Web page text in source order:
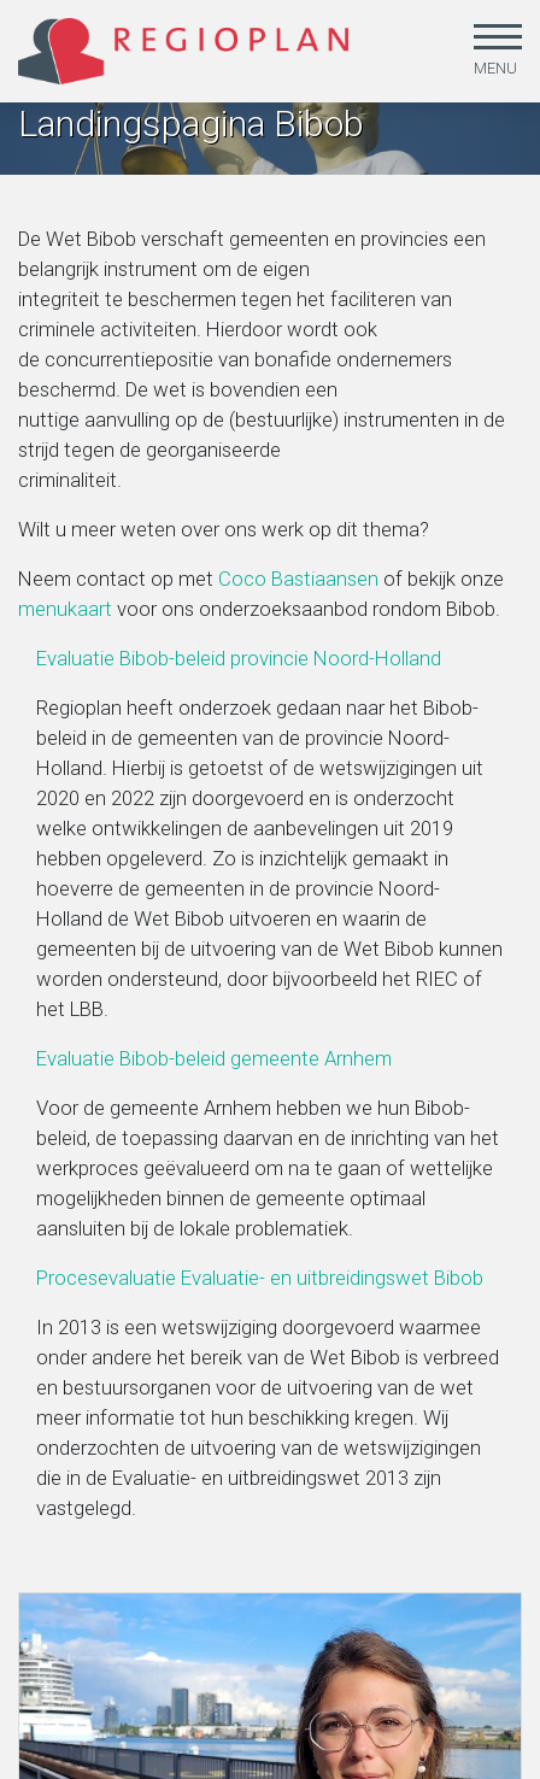
Arbeid en sociale zekerheid
Gendergelijkheid, lhbtiq+ en emancipatie
Jeugd
Leefstijl en duurzaamheid
Migratie, integratie en diversiteit
Onderwijs
Ouderen
Sociaal domein
Veiligheid en recht
Beleidsonderzoek
Beleid uitvoeren
Beleid ontwikkelen
Dataoplossingen
Missie
MVO & kwaliteit
Medewerkers
Werken bij
MENU
Landingspagina Bibob
De Wet Bibob verschaft gemeenten en provincies een
belangrijk instrument om de eigen
integriteit te beschermen tegen het faciliteren van
criminele activiteiten. Hierdoor wordt ook
de concurrentiepositie van bonafide ondernemers
beschermd. De wet is bovendien een
nuttige aanvulling op de (bestuurlijke) instrumenten in de
strijd tegen de georganiseerde
criminaliteit.
Wilt u meer weten over ons werk op dit thema?
Neem contact op met Coco Bastiaansen of bekijk onze
menukaart voor ons onderzoeksaanbod rondom Bibob.
Evaluatie Bibob-beleid provincie Noord-Holland
Regioplan heeft onderzoek gedaan naar het Bibob-
beleid in de gemeenten van de provincie Noord-
Holland. Hierbij is getoetst of de wetswijzigingen uit
2020 en 2022 zijn doorgevoerd en is onderzocht
welke ontwikkelingen de aanbevelingen uit 2019
hebben opgeleverd. Zo is inzichtelijk gemaakt in
hoeverre de gemeenten in de provincie Noord-
Holland de Wet Bibob uitvoeren en waarin de
gemeenten bij de uitvoering van de Wet Bibob kunnen
worden ondersteund, door bijvoorbeeld het RIEC of
het LBB.
Evaluatie Bibob-beleid gemeente Arnhem
Voor de gemeente Arnhem hebben we hun Bibob-
beleid, de toepassing daarvan en de inrichting van het
werkproces geëvalueerd om na te gaan of wettelijke
mogelijkheden binnen de gemeente optimaal
aansluiten bij de lokale problematiek.
Procesevaluatie Evaluatie- en uitbreidingswet Bibob
In 2013 is een wetswijziging doorgevoerd waarmee
onder andere het bereik van de Wet Bibob is verbreed
en bestuursorganen voor de uitvoering van de wet
meer informatie tot hun beschikking kregen. Wij
onderzochten de uitvoering van de wetswijzigingen
die in de Evaluatie- en uitbreidingswet 2013 zijn
vastgelegd.